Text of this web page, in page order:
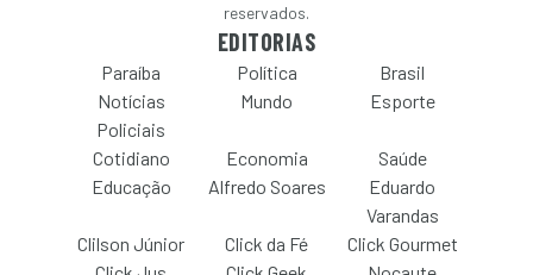
reservados.
EDITORIAS
Paraíba Política
Brasil
Notícias
Policiais
Mundo Esporte
Cotidiano Economia
Saúde
Educação
Alfredo Soares
Eduardo
Varandas
Clilson Júnior
Click da Fé
Click Gourmet